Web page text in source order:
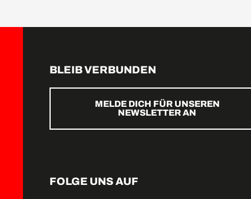
BLEIB VERBUNDEN
MELDE DICH FÜR UNSEREN
NEWSLETTER AN
FOLGE UNS AUF